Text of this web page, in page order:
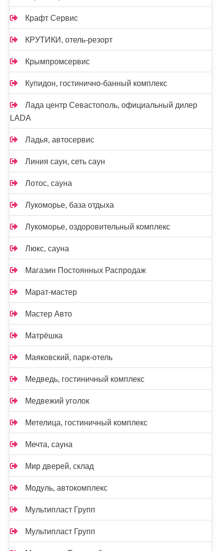
Крафт Сервис
КРУТИКИ, отель-резорт
Крымпромсервис
Купидон, гостинично-банный комплекс
Лада центр Севастополь, официальный дилер
LADA
Ладья, автосервис
Линия саун, сеть саун
Лотос, сауна
Лукоморье, база отдыха
Лукоморье, оздоровительный комплекс
Люкс, сауна
Магазин Постоянных Распродаж
Марат-мастер
Мастер Авто
Матрёшка
Маяковский, парк-отель
Медведь, гостиничный комплекс
Медвежий уголок
Метелица, гостиничный комплекс
Мечта, сауна
Мир дверей, склад
Модуль, автокомплекс
Мультипласт Групп
Мультипласт Групп